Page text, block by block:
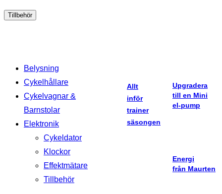
Tillbehör
Belysning
Cykelhållare
Cykelvagnar &
Barnstolar
Elektronik
Cykeldator
Klockor
Effektmätare
Tillbehör
Allt
inför
trainer
säsongen
Upgradera
till en Mini
el-pump
Energi
från Maurten